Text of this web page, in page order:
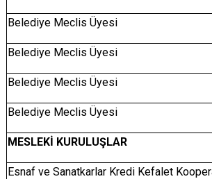
Belediye Meclis Üyesi
Belediye Meclis Üyesi
Belediye Meclis Üyesi
Belediye Meclis Üyesi
MESLEKİ KURULUŞLAR
Esnaf ve Sanatkarlar Kredi Kefalet